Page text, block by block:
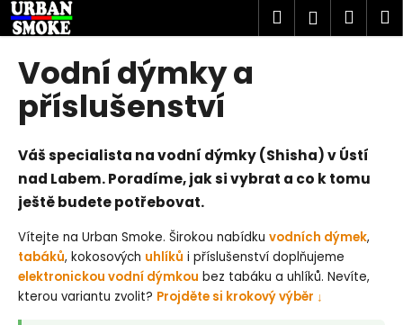
Přejít
na
obsah
Hledat
Vodní dýmky a
příslušenství
Váš specialista na vodní dýmky (Shisha) v Ústí
nad Labem. Poradíme, jak si vybrat a co k tomu
ještě budete potřebovat.
Vítejte na Urban Smoke. Širokou nabídku vodních dýmek,
tabáků, kokosových uhlíků i příslušenství doplňujeme
elektronickou vodní dýmkou bez tabáku a uhlíků. Nevíte,
kterou variantu zvolit? Projděte si krokový výběr ↓
K
o
C
o
p
o
t
ř
e
b
u
j